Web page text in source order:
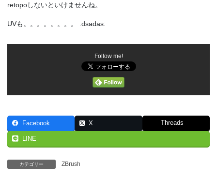
retopoしないといけませんね。
UVも。。。。。。。。 :dsadas:
Follow me!
Facebook X Threads
LINE
カテゴリー ZBrush